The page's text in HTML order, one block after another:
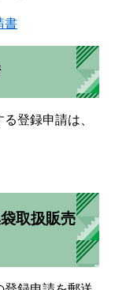
書
登録申請は、
取扱販売